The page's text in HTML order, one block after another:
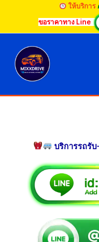
ให้บริการ
ขอราคาทาง Line
บริการรถรั